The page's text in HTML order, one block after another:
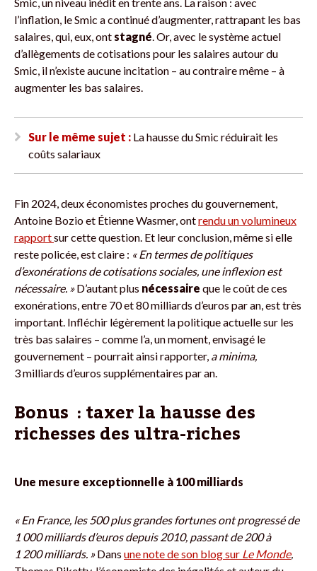
Smic, un niveau inédit en trente ans. La raison : avec
l’inflation, le Smic a continué d’augmenter, rattrapant les bas
salaires, qui, eux, ontstagné. Or, avec le système actuel
d’allègements de cotisations pour les salaires autour du
Smic, il n’existe aucune incitation – au contraire même – à
augmenter les bas salaires.
Sur le même sujet : La hausse du Smic réduirait les
coûts salariaux
Fin 2024, deux économistes proches du gouvernement,
Antoine Bozio et Étienne Wasmer, ontrendu un volumineux
rapportsur cette question. Et leur conclusion, même si elle
reste policée, est claire : « En termes de politiques
d’exonérations de cotisations sociales, une inflexion est
nécessaire. »D’autant plus nécessaire que le coût de ces
exonérations, entre 70 et 80 milliards d’euros par an, est très
important. Infléchir légèrement la politique actuelle sur les
très bas salaires – comme l’a, un moment, envisagé le
gouvernement – pourrait ainsi rapporter, a minima,
3 milliards d’euros supplémentaires par an.
Bonus : taxer la hausse des
richesses des ultra-riches
Une mesure exceptionnelle à 100 milliards
« En France, les 500 plus grandes fortunes ont progressé de
1 000 milliards d’euros depuis 2010, passant de 200 à
1 200 milliards. »Dans une note de son blog sur Le Monde,